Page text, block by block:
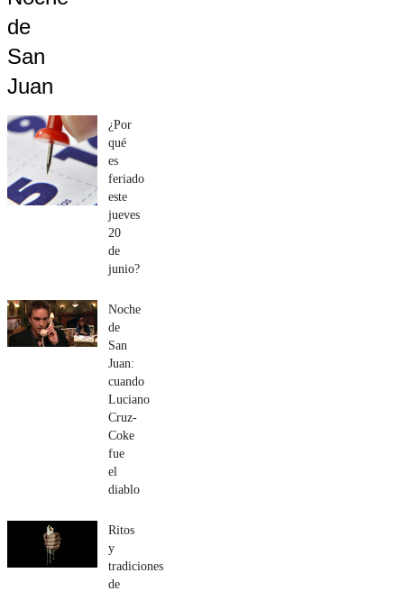
de
San
Juan
¿Por
qué
es
feriado
este
jueves
20
de
junio?
Noche
de
San
Juan:
cuando
Luciano
Cruz-
Coke
fue
el
diablo
Ritos
y
tradiciones
de